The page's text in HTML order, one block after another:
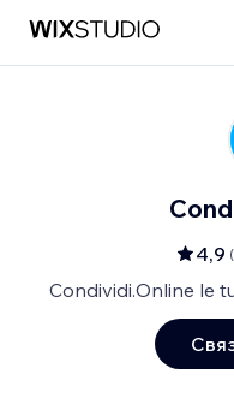
4,9 (
Condividi.Online le